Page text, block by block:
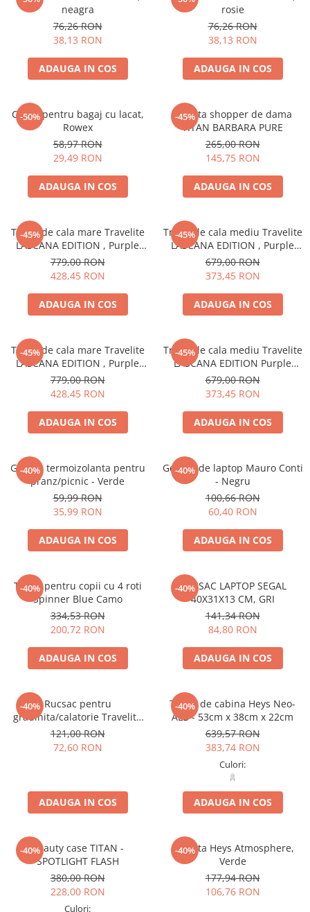
Huse troler
Business Travel
Borsete
Reduceri bagaje
neagra
76,26 RON
38,13 RON
ADAUGA IN COS
rosie
76,26 RON
38,13 RON
ADAUGA IN COS
-50%
Curea pentru bagaj cu lacat,
Rowex
58,97 RON
29,49 RON
ADAUGA IN COS
-45%
Geanta shopper de dama
TITAN BARBARA PURE
265,00 RON
145,75 RON
ADAUGA IN COS
-45%
Troler de cala mare Travelite
LASCANA EDITION , Purple
Swirl 76 x 51 x 29 cm - L
779,00 RON
428,45 RON
ADAUGA IN COS
-45%
Troler de cala mediu Travelite
LASCANA EDITION , Purple
Swirl 65 x 44 x 25 / 29 cm - M
679,00 RON
373,45 RON
ADAUGA IN COS
-45%
Troler de cala mare Travelite
LASCANA EDITION , Purple
Degrade 76 x 51 x 29 cm - L
779,00 RON
428,45 RON
ADAUGA IN COS
-45%
Troler de cala mediu Travelite
LASCANA EDITION Purple
Degrade ,65 x 44 x 25 / 29 cm
- M
679,00 RON
373,45 RON
ADAUGA IN COS
-40%
Geanta termoizolanta pentru
pranz/picnic - Verde
59,99 RON
35,99 RON
ADAUGA IN COS
-40%
Geanta de laptop Mauro Conti
- Negru
100,66 RON
60,40 RON
ADAUGA IN COS
-40%
Troler pentru copii cu 4 roti
Spinner Blue Camo
334,53 RON
200,72 RON
ADAUGA IN COS
-40%
RUCSAC LAPTOP SEGAL
40X31X13 CM, GRI
141,34 RON
84,80 RON
ADAUGA IN COS
-40% Rucsac pentru
gradinita/calatorie Travelite
Youngster Unicorn
121,00 RON
72,60 RON
ADAUGA IN COS
-40%
Troler de cabina Heys Neo-
ALB - 53cm x 38cm x 22cm
639,57 RON
383,74 RON
Culori:
ADAUGA IN COS
-40%Beauty case TITAN -
SPOTLIGHT FLASH
380,00 RON
228,00 RON
Culori:
-40%
Borseta Heys Atmosphere,
Verde
177,94 RON
106,76 RON